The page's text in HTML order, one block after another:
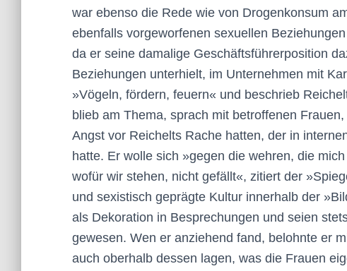
war ebenso die Rede wie von Drogenkonsum
ebenfalls vorgeworfenen sexuellen
da er seine damalige Geschäftsführerposition
Beziehungen unterhielt, im Unternehmen mit
»Vögeln, fördern, feuern« und beschrieb
blieb am Thema, sprach mit betroffenen
Angst vor Reichelts Rache hatten, der in
hatte. Er wolle sich »gegen die wehren, die
wofür wir stehen, nicht gefällt«, zitiert der
und sexistisch geprägte Kultur innerhalb der
als Dekoration in Besprechungen und seien
gewesen. Wen er anziehend fand, belohnte er
auch oberhalb dessen lagen, was die Frauen